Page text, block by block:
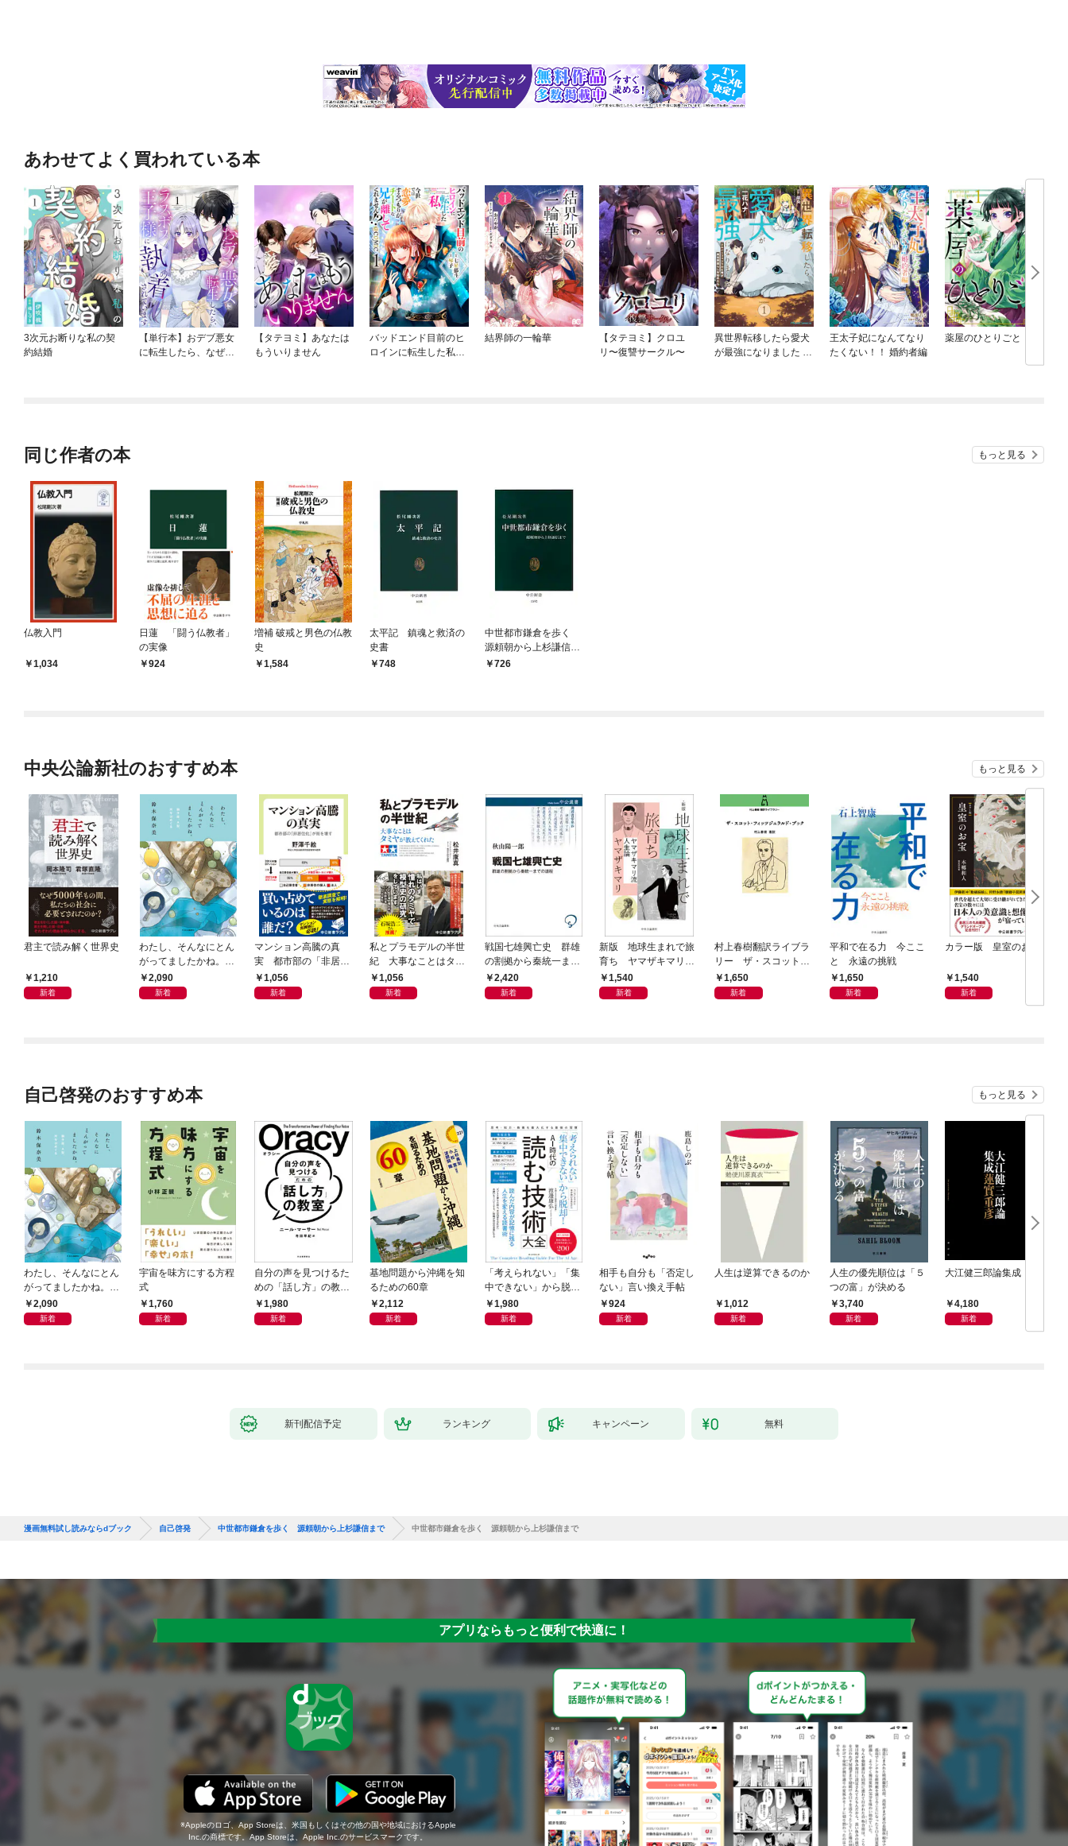
あわせてよく買われている本
3次元お断りな私の契
約結婚
【単行本】おデブ悪女
に転生したら、なぜか
【タテヨミ】あなたは
もういりません
バッドエンド目前のヒ
ロインに転生した私、
結界師の一輪華
【タテヨミ】クロユ
リ〜復讐サークル〜
異世界転移したら愛犬
が最強になりました ～
王太子妃になんてなり
たくない！！ 婚約者編
薬屋のひとりごと
同じ作者の本 もっと見る
仏教入門
1,034
日蓮 「闘う仏教者」
の実像
924
増補 破戒と男色の仏教
史
1,584
太平記 鎮魂と救済の
史書
748
中世都市鎌倉を歩く
源頼朝から上杉謙信ま
で726
中央公論新社のおすすめ本 もっと見る
君主で読み解く世界史
1,210
新着
わたし、そんなにとん
がってましたかね。
獅子座、Ａ型、丙午は
めぐる
2,090
新着
マンション高騰の真
実 都市部の「非居住
化」が街を壊す
1,056
新着
私とプラモデルの半世
紀 大事なことはタミ
ヤが教えてくれた
1,056
新着
戦国七雄興亡史 群雄
の割拠から秦統一まで
の道程
2,420
新着
新版 地球生まれで旅
育ち ヤマザキマリ流
人生論
1,540
新着
村上春樹翻訳ライブラ
リー ザ・スコット・
フィッツジェラルド・
ブック
1,650
新着
平和で在る力 今ここ
と 永遠の挑戦
1,650
新着
カラー版 皇室のお宝
1,540
新着
自己啓発のおすすめ本 もっと見る
わたし、そんなにとん
がってましたかね。
獅子座、Ａ型、丙午は
めぐる
2,090
新着
宇宙を味方にする方程
式
1,760
新着
自分の声を見つけるた
めの「話し方」の教
室 Ｏｒａｃｙ（オラ
シー）
1,980
新着
基地問題から沖縄を知
るための60章
2,112
新着
「考えられない」「集
中できない」から脱
却！ AI時代の読む技
術大全
1,980
新着
相手も自分も「否定し
ない」言い換え手帖
924
新着
人生は逆算できるのか
1,012
新着
人生の優先順位は「５
つの富」が決める
3,740
新着
大江健三郎論集成
4,180
新着
新刊配信予定 ランキング キャンペーン 無料
漫画無料試し読みならdブック 自己啓発 中世都市鎌倉を歩く 源頼朝から上杉謙信まで 中世都市鎌倉を歩く 源頼朝から上杉謙信まで
アプリならもっと便利で快適に！
Appleのロゴ、App Storeは、米国もしくはその他の国や地域におけるApple
Inc.の商標です。App Storeは、Apple Inc.のサービスマークです。